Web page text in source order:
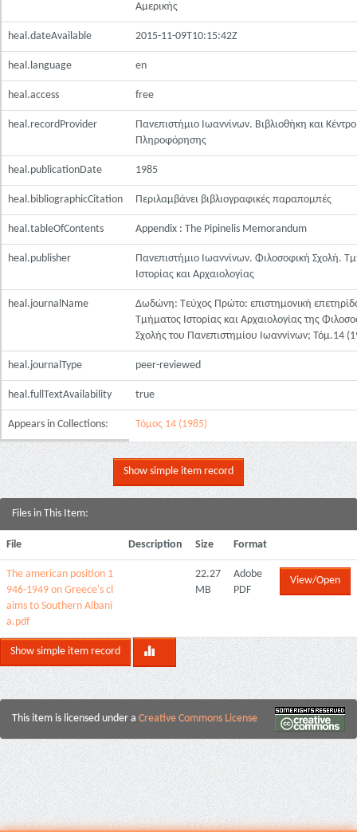
Αμερικής
heal.dateAvailable 2015-11-09T10:15:42Z
heal.language en
heal.access free
heal.recordProvider
Πανεπιστήμιο Ιωαννίνων. Βιβλιοθήκη και Κέντρο
Πληροφόρησης
heal.publicationDate 1985
heal.bibliographicCitation Περιλαμβάνει βιβλιογραφικές παραπομπές
heal.tableOfContents Appendix : The Pipinelis Memorandum
heal.publisher
Πανεπιστήμιο Ιωαννίνων. Φιλοσοφική Σχολή.
Ιστορίας και Αρχαιολογίας
heal.journalName
Δωδώνη: Τεύχος Πρώτο: επιστημονική
Τμήματος Ιστορίας και Αρχαιολογίας της
Σχολής του Πανεπιστημίου Ιωαννίνων; Τόμ.14
heal.journalType peer-reviewed
heal.fullTextAvailability true
Appears in Collections: Τόμος 14 (1985)
Show simple item record
Files in This Item:
File Description Size Format
The american position 1
946-1949 on Greece's cl
aims to Southern Albani
a.pdf
22.27
MB
Adobe
PDF
View/Open
Show simple item record
This item is licensed under a Creative Commons License